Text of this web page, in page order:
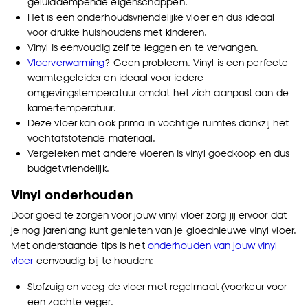
Het is een onderhoudsvriendelijke vloer en dus ideaal
voor drukke huishoudens met kinderen.
Vinyl is eenvoudig zelf te leggen en te vervangen.
Vloerverwarming? Geen probleem. Vinyl is een perfecte
warmtegeleider en ideaal voor iedere
omgevingstemperatuur omdat het zich aanpast aan de
kamertemperatuur.
Deze vloer kan ook prima in vochtige ruimtes dankzij het
vochtafstotende materiaal.
Vergeleken met andere vloeren is vinyl goedkoop en dus
budgetvriendelijk.
Vinyl onderhouden
Door goed te zorgen voor jouw vinyl vloer zorg jij ervoor dat
je nog jarenlang kunt genieten van je gloednieuwe vinyl vloer.
Met onderstaande tips is het onderhouden van jouw vinyl
vloereenvoudig bij te houden:
Stofzuig en veeg de vloer met regelmaat (voorkeur voor
een zachte veger.